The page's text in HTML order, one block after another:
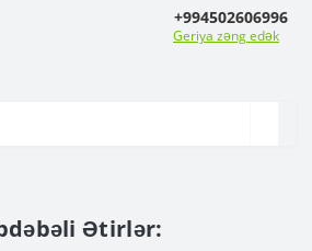
+994502606996
Geriya zəng edək
Ətirlər: